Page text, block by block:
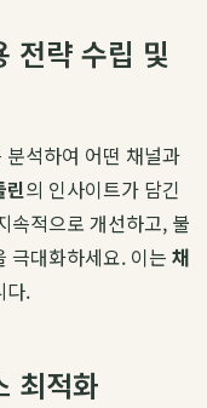
전략 수립 및
석하여 어떤 채널과
린의 인사이트가 담긴
속적으로 개선하고, 불
극대화하세요. 이는 채
다.
최적화